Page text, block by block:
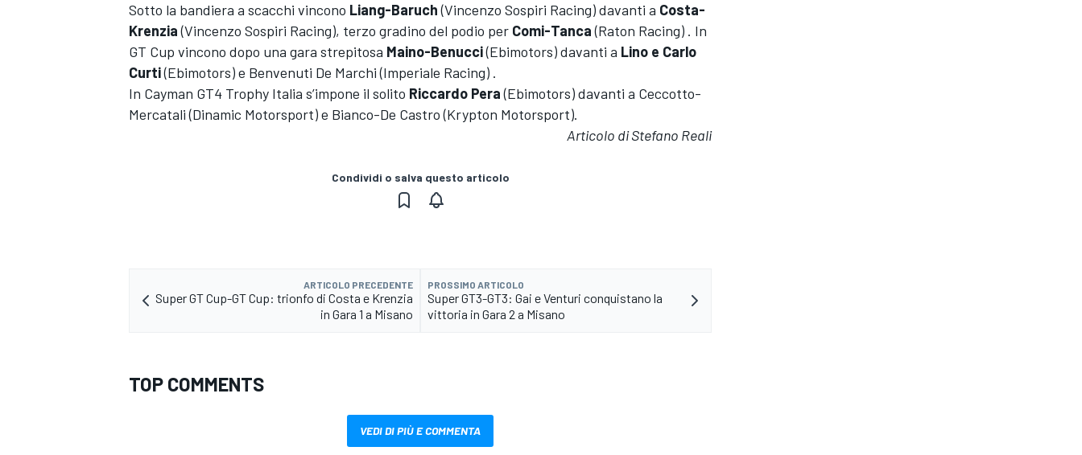
ENDURANCE/GT
Sotto la bandiera a scacchi vincono Liang-Baruch(Vincenzo Sospiri Racing) davanti a Costa-
Krenzia(Vincenzo Sospiri Racing), terzo gradino del podio per Comi-Tanca(Raton Racing) . In
GT Cup vincono dopo una gara strepitosa Maino-Benucci(Ebimotors) davanti a Lino e Carlo
Curti(Ebimotors) e Benvenuti De Marchi (Imperiale Racing) .
In Cayman GT4 Trophy Italia s’impone il solito Riccardo Pera(Ebimotors) davanti a Ceccotto-
Mercatali (Dinamic Motorsport) e Bianco-De Castro (Krypton Motorsport).
Articolo di Stefano Reali
Condividi o salva questo articolo
ARTICOLO PRECEDENTE
Super GT Cup-GT Cup: trionfo di Costa e Krenzia
in Gara 1 a Misano
PROSSIMO ARTICOLO
Super GT3-GT3: Gai e Venturi conquistano la
vittoria in Gara 2 a Misano
TOP COMMENTS
VEDI DI PIÙ E COMMENTA